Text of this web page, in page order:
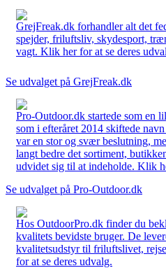
GrejFreak.dk forhandler alt det
spejder, friluftsliv, skydesport,
vagt. Klik her for at se deres
Se udvalget på GrejFreak.dk
Pro-Outdoor.dk startede som en
som i efteråret 2014 skiftede
var en stor og svær beslutning,
langt bedre det sortiment,
udvidet sig til at indeholde. Klik
Se udvalget på Pro-Outdoor.dk
Hos OutdoorPro.dk finder du
kvalitets bevidste bruger. De
kvalitetsudstyr til friluftslivet,
for at se deres udvalg.